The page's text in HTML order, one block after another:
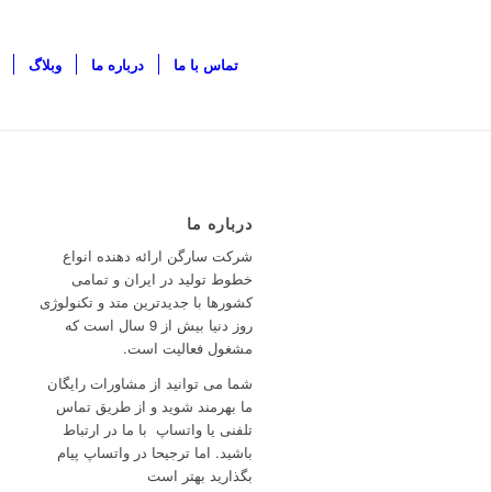
وبلاگ درباره ما تماس با ما
درباره ما
شرکت سارگن ارائه دهنده انواع
خطوط تولید در ایران و تمامی
کشورها با جدیدترین متد و تکنولوژی
روز دنیا بیش از 9 سال است که
مشغول فعالیت است.
شما می توانید از مشاورات رایگان
ما بهرمند شوید و از طریق تماس
تلفنی یا واتساپ با ما در ارتباط
باشید. اما ترجیحا در واتساپ پیام
بگذارید بهتر است